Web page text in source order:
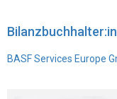
BASF Services Europe